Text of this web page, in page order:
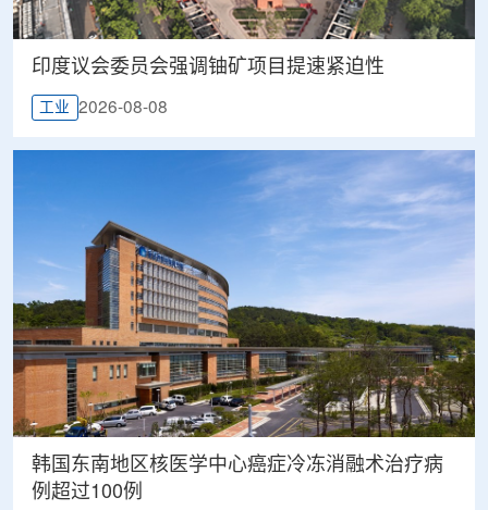
印度议会委员会强调铀矿项目提速紧迫性
工业 2026-08-08
韩国东南地区核医学中心癌症冷冻消融术治疗病
例超过100例